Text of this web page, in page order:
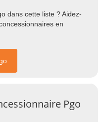
dans cette liste ? Aidez-
en
Pgo